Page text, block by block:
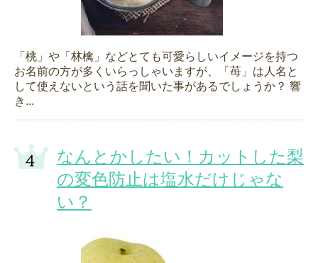
「桃」や「林檎」などとても可愛らしいイメージを持つ
お名前の方が多くいらっしゃいますが、「苺」は人名と
して使えないという話を聞いた事があるでしょうか？ 響
き...
なんとかしたい！カットした梨
の変色防止は塩水だけじゃな
い？